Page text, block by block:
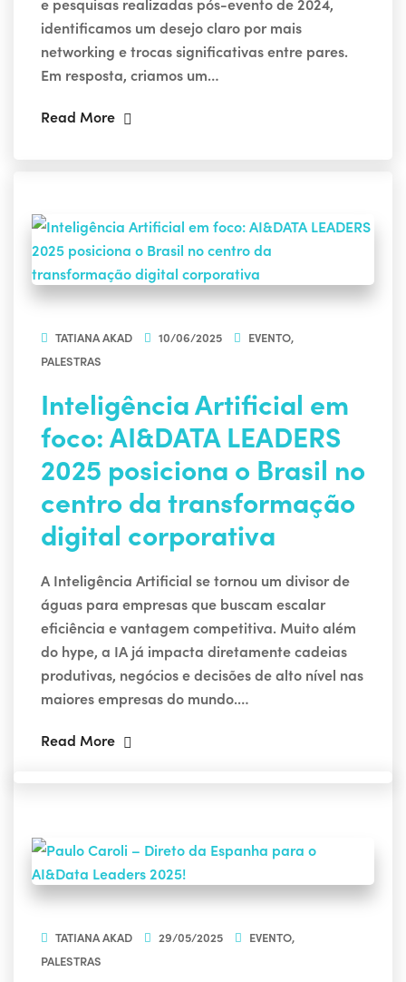
identificamos um desejo claro por mais
networking e trocas significativas entre pares.
Em resposta, criamos um…
Read More
TATIANA AKAD 10/06/2025 EVENTO,
PALESTRAS
Inteligência Artificial em
foco: AI&DATA LEADERS
2025 posiciona o Brasil no
centro da transformação
digital corporativa
A Inteligência Artificial se tornou um divisor de
águas para empresas que buscam escalar
eficiência e vantagem competitiva. Muito além
do hype, a IA já impacta diretamente cadeias
produtivas, negócios e decisões de alto nível nas
maiores empresas do mundo.…
Read More
TATIANA AKAD 29/05/2025 EVENTO,
PALESTRAS